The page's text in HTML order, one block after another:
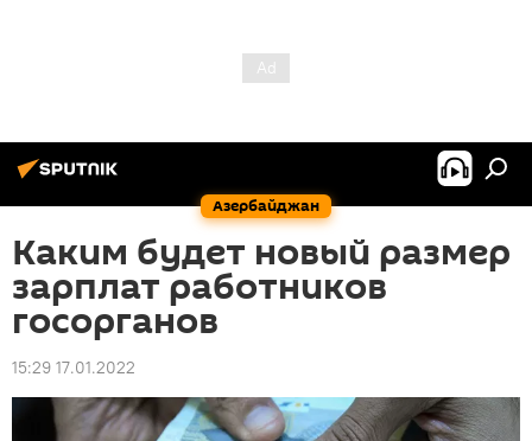
Азербайджан
Каким будет новый размер
зарплат работников
госорганов
15:29 17.01.2022